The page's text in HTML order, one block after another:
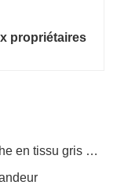
propriétaires
précédent : Doublure de rideau de douche en tissu gris urbain